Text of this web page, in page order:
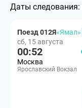
Даты следования:
Поезд 012Я«Ямал»
сб, 15 августа
00:52
Москва
Ярославский Вокзал